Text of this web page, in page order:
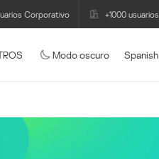
Corporativo +1000 usuarios
Modo oscuro Spanish